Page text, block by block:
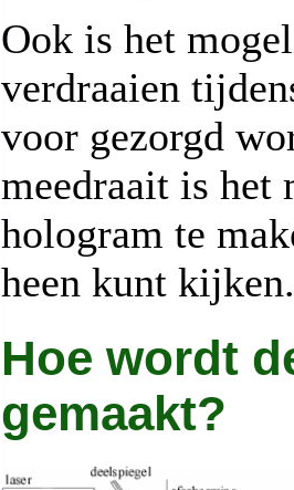
Ook is het
verdraaien
voor gezorgd
meedraait is het
hologram te
heen kunt kijken.
Hoe wordt
gemaakt?